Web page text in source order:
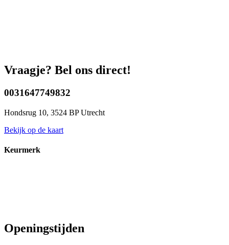
Vraagje? Bel ons direct!
0031647749832
Hondsrug 10, 3524 BP Utrecht
Bekijk op de kaart
Keurmerk
Openingstijden